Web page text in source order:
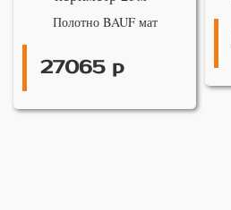
Полотно BAUF мат
27065 р